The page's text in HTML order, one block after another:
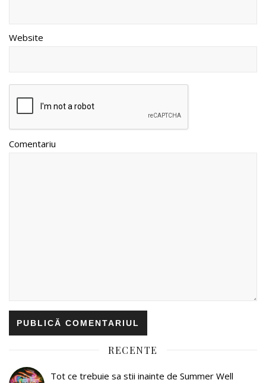
Website
Comentariu
RECENTE
Tot ce trebuie sa stii inainte de Summer Well